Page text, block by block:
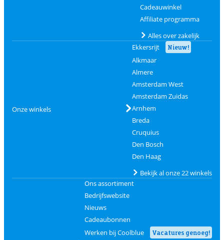
Cadeauwinkel
Affiliate programma
Alles over zakelijk
Onze winkels
Ekkersrijt Nieuw!
Alkmaar
Almere
Amsterdam West
Amsterdam Zuidas
Arnhem
Breda
Cruquius
Den Bosch
Den Haag
Bekijk al onze 22 winkels
Ons assortiment
Bedrijfswebsite
Nieuws
Cadeaubonnen
Werken bij Coolblue
Vacatures genoeg!